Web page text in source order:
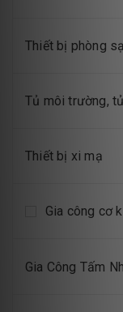
Thiết bị phòng
Tủ môi trường,
Thiết bị xi mạ
Gia công cơ
Gia Công Tấm